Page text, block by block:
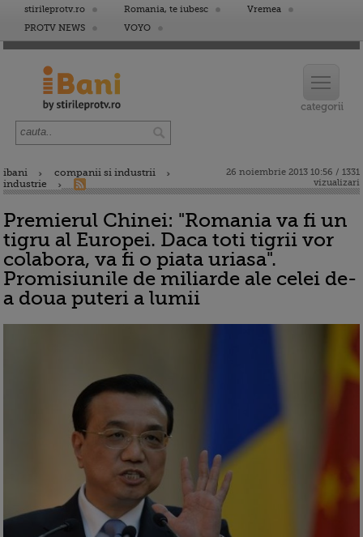
stirileprotv.ro Romania, te iubesc
Vremea
PROTV NEWS
VOYO
ibani
companii si industrii
industrie
26 noiembrie 2013 10:56 / 1331
vizualizari
Premierul Chinei: "Romania va fi un
tigru al Europei. Daca toti tigrii vor
colabora, va fi o piata uriasa".
Promisiunile de miliarde ale celei de-
a doua puteri a lumii